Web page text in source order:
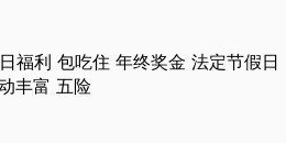
福利 包吃住 年终奖金 法定节假日
丰富 五险